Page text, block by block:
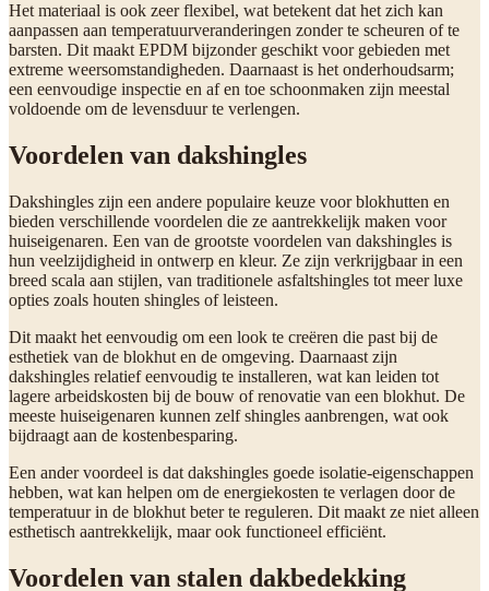
Het materiaal is ook zeer flexibel, wat betekent dat het zich kan
aanpassen aan temperatuurveranderingen zonder te scheuren of te
barsten. Dit maakt EPDM bijzonder geschikt voor gebieden met
extreme weersomstandigheden. Daarnaast is het onderhoudsarm;
een eenvoudige inspectie en af en toe schoonmaken zijn meestal
voldoende om de levensduur te verlengen.
Voordelen van dakshingles
Dakshingles zijn een andere populaire keuze voor blokhutten en
bieden verschillende voordelen die ze aantrekkelijk maken voor
huiseigenaren. Een van de grootste voordelen van dakshingles is
hun veelzijdigheid in ontwerp en kleur. Ze zijn verkrijgbaar in een
breed scala aan stijlen, van traditionele asfaltshingles tot meer luxe
opties zoals houten shingles of leisteen.
Dit maakt het eenvoudig om een look te creëren die past bij de
esthetiek van de blokhut en de omgeving. Daarnaast zijn
dakshingles relatief eenvoudig te installeren, wat kan leiden tot
lagere arbeidskosten bij de bouw of renovatie van een blokhut. De
meeste huiseigenaren kunnen zelf shingles aanbrengen, wat ook
bijdraagt aan de kostenbesparing.
Een ander voordeel is dat dakshingles goede isolatie-eigenschappen
hebben, wat kan helpen om de energiekosten te verlagen door de
temperatuur in de blokhut beter te reguleren. Dit maakt ze niet alleen
esthetisch aantrekkelijk, maar ook functioneel efficiënt.
Voordelen van stalen dakbedekking